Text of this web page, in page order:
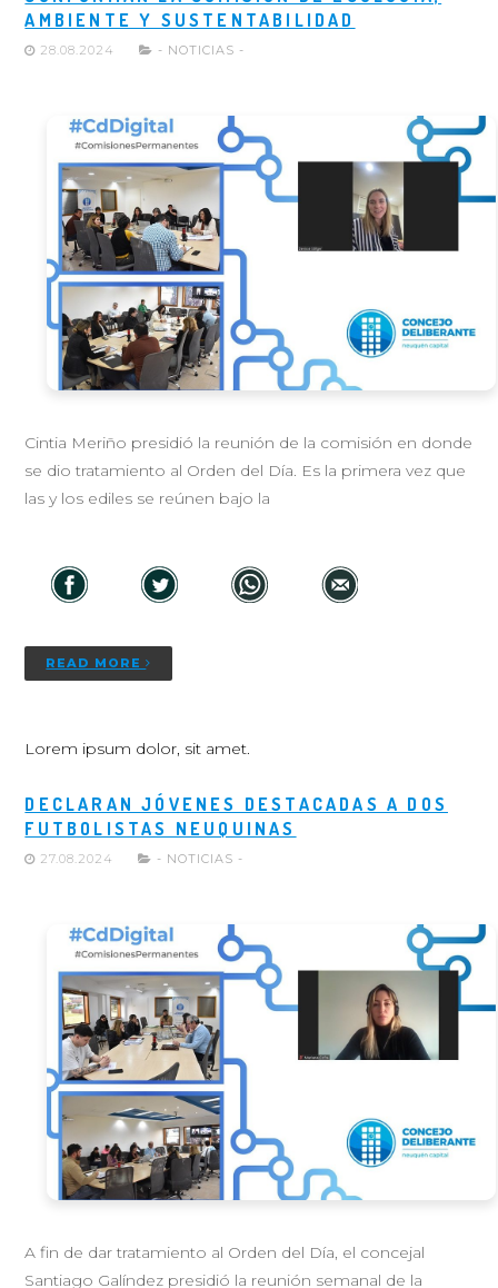
AMBIENTE Y SUSTENTABILIDAD
28.08.2024 - NOTICIAS -
Cintia Meriño presidió la reunión de la comisión en donde
se dio tratamiento al Orden del Día. Es la primera vez que
las y los ediles se reúnen bajo la
READ MORE
Lorem ipsum dolor, sit amet.
DECLARAN JÓVENES DESTACADAS A DOS
FUTBOLISTAS NEUQUINAS
27.08.2024 - NOTICIAS -
A fin de dar tratamiento al Orden del Día, el concejal
Santiago Galíndez presidió la reunión semanal de la